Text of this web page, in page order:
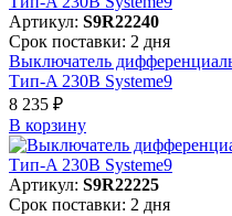
Артикул: S9R22240
Срок поставки: 2 дня
Выключатель
Тип-A 230В Systeme9
8 235 ₽
В корзинy
Артикул: S9R22225
Срок поставки: 2 дня